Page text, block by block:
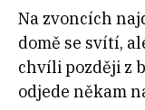
Na zvoncích
domě se svítí,
chvíli později z
odjede někam